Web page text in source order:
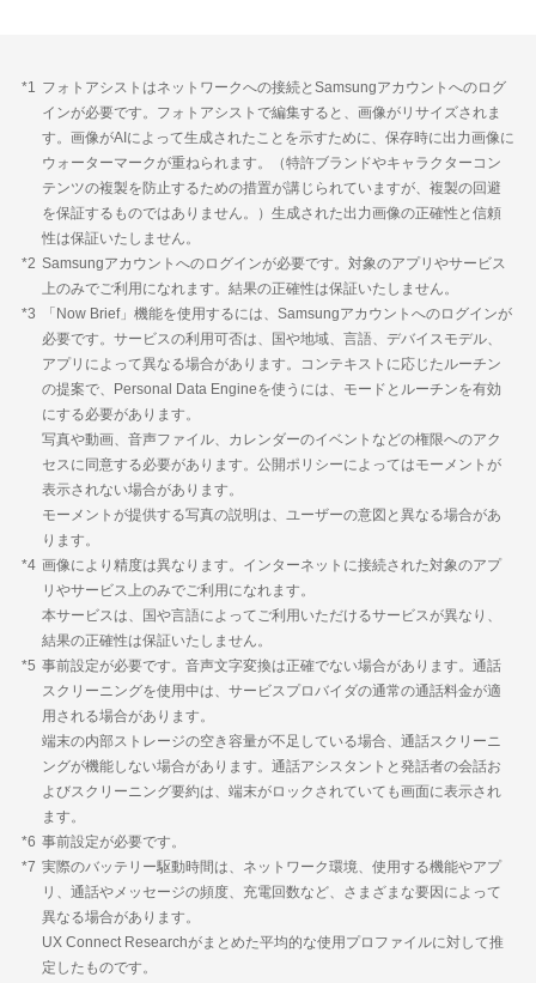
*1 フォトアシストはネットワークへの接続とSamsungアカウントへのログ
インが必要です。フォトアシストで編集すると、画像がリサイズされま
す。画像がAIによって生成されたことを示すために、保存時に出力画像に
ウォーターマークが重ねられます。（特許ブランドやキャラクターコン
テンツの複製を防止するための措置が講じられていますが、複製の回避
を保証するものではありません。）生成された出力画像の正確性と信頼
性は保証いたしません。
*2 Samsungアカウントへのログインが必要です。対象のアプリやサービス
上のみでご利用になれます。結果の正確性は保証いたしません。
*3
「Now Brief」機能を使用するには、Samsungアカウントへのログインが
必要です。サービスの利用可否は、国や地域、言語、デバイスモデル、
アプリによって異なる場合があります。コンテキストに応じたルーチン
の提案で、Personal Data Engineを使うには、モードとルーチンを有効
にする必要があります。
写真や動画、音声ファイル、カレンダーのイベントなどの権限へのアク
セスに同意する必要があります。公開ポリシーによってはモーメントが
表示されない場合があります。
モーメントが提供する写真の説明は、ユーザーの意図と異なる場合があ
ります。
*4 画像により精度は異なります。インターネットに接続された対象のアプ
リやサービス上のみでご利用になれます。
本サービスは、国や言語によってご利用いただけるサービスが異なり、
結果の正確性は保証いたしません。
*5 事前設定が必要です。音声文字変換は正確でない場合があります。通話
スクリーニングを使用中は、サービスプロバイダの通常の通話料金が適
用される場合があります。
端末の内部ストレージの空き容量が不足している場合、通話スクリーニ
ングが機能しない場合があります。通話アシスタントと発話者の会話お
よびスクリーニング要約は、端末がロックされていても画面に表示され
ます。
*6 事前設定が必要です。
*7 実際のバッテリー駆動時間は、ネットワーク環境、使用する機能やアプ
リ、通話やメッセージの頻度、充電回数など、さまざまな要因によって
異なる場合があります。
UX Connect Researchがまとめた平均的な使用プロファイルに対して推
定したものです。